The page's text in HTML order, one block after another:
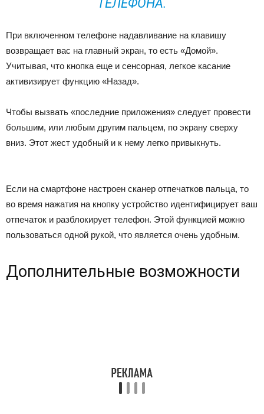
ТЕЛЕФОНА.
При включенном телефоне надавливание на клавишу
возвращает вас на главный экран, то есть «Домой».
Учитывая, что кнопка еще и сенсорная, легкое касание
активизирует функцию «Назад».
Чтобы вызвать «последние приложения» следует провести
большим, или любым другим пальцем, по экрану сверху
вниз. Этот жест удобный и к нему легко привыкнуть.
Если на смартфоне настроен сканер отпечатков пальца, то
во время нажатия на кнопку устройство идентифицирует ваш
отпечаток и разблокирует телефон. Этой функцией можно
пользоваться одной рукой, что является очень удобным.
Дополнительные возможности